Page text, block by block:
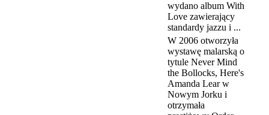
wydano album With
Love zawierający
standardy jazzu i ...
W 2006 otworzyła
wystawę malarską o
tytule Never Mind
the Bollocks, Here's
Amanda Lear w
Nowym Jorku i
otrzymała